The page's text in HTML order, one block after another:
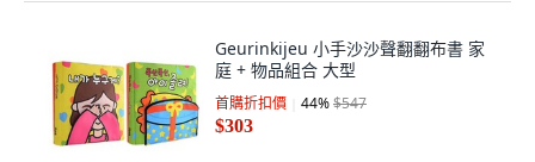
Geurinkijeu 小手沙沙聲翻翻布書 家
庭 + 物品組合 大型
首購折扣價 44%$547
$303